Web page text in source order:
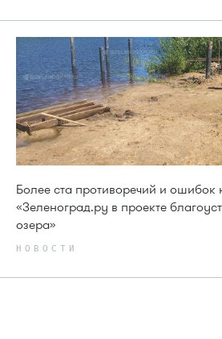
Более ста противоречий и ошибок
«Зеленоград.ру в проекте
озера»
НОВОСТИ